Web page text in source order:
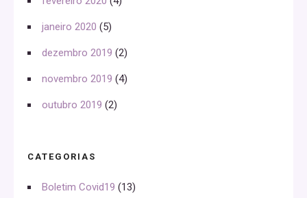
janeiro 2020 (5)
dezembro 2019 (2)
novembro 2019 (4)
outubro 2019 (2)
CATEGORIAS
Boletim Covid19 (13)